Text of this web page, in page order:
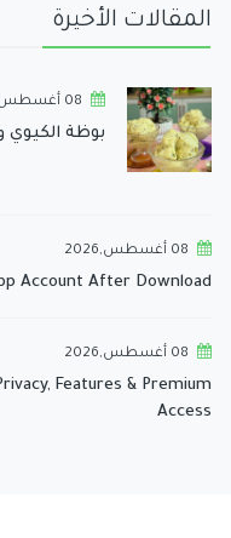
المقالات الأخيرة
08 أغسطس,2026
بوظة الكيوي
08 أغسطس,2026
Account After Download
08 أغسطس,2026
Features & Premium
Access